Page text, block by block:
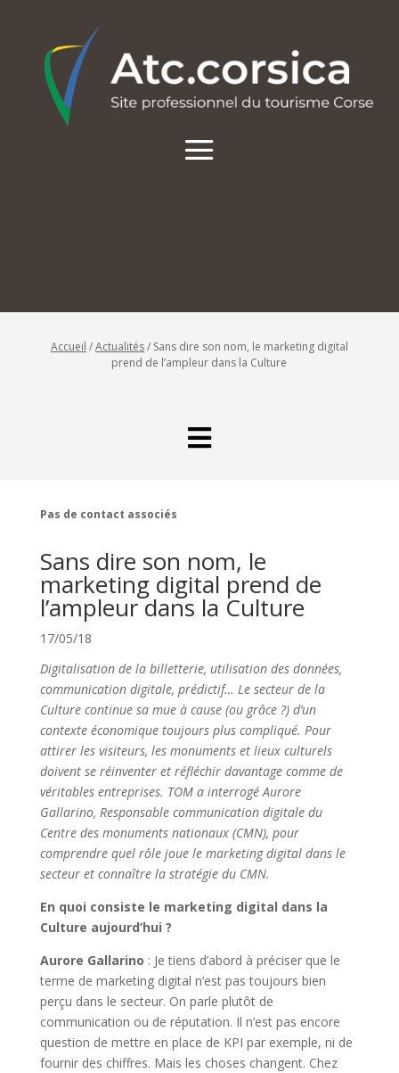
Accueil /Actualités/ Sans dire son nom, le marketing digital
prend de l’ampleur dans la Culture

Pas de contact associés
Sans dire son nom, le
marketing digital prend de
l’ampleur dans la Culture
17/05/18
Digitalisation de la billetterie, utilisation des données,
communication digitale, prédictif… Le secteur de la
Culture continue sa mue à cause (ou grâce ?) d’un
contexte économique toujours plus compliqué. Pour
attirer les visiteurs, les monuments et lieux culturels
doivent se réinventer et réfléchir davantage comme de
véritables entreprises. TOM a interrogé Aurore
Gallarino, Responsable communication digitale du
Centre des monuments nationaux (CMN), pour
comprendre quel rôle joue le marketing digital dans le
secteur et connaître la stratégie du CMN.
En quoi consiste le marketing digital dans la
Culture aujourd’hui ?
Aurore Gallarino : Je tiens d’abord à préciser que le
terme de marketing digital n’est pas toujours bien
perçu dans le secteur. On parle plutôt de
communication ou de réputation. Il n’est pas encore
question de mettre en place de KPI par exemple, ni de
fournir des chiffres. Mais les choses changent. Chez